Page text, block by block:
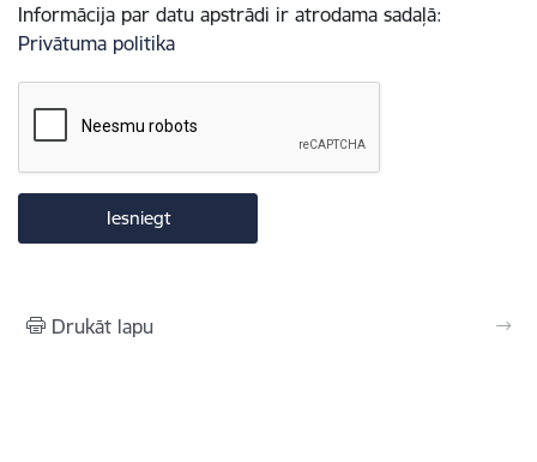
Informācija par datu apstrādi ir atrodama sadaļā:
Privātuma politika
Drukāt lapu